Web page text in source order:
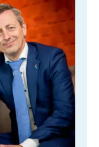
automatiseren begint
accountancy: drie
die het vak